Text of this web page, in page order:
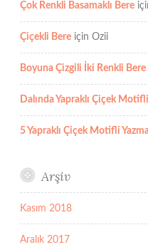
Çok Renkli Basamaklı Bere
Çiçekli Bere için Ozii
Boyuna Çizgili İki Renkli Bere
Dalında Yapraklı Çiçek
5 Yapraklı Çiçek Motifli
Arşiv
Kasım 2018
Aralık 2017